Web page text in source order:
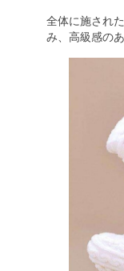
全体に施され
み、高級感の